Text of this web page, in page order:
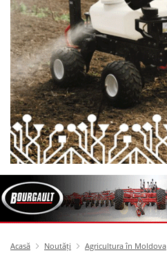
Acasă Noutăți Agricultura în Moldova